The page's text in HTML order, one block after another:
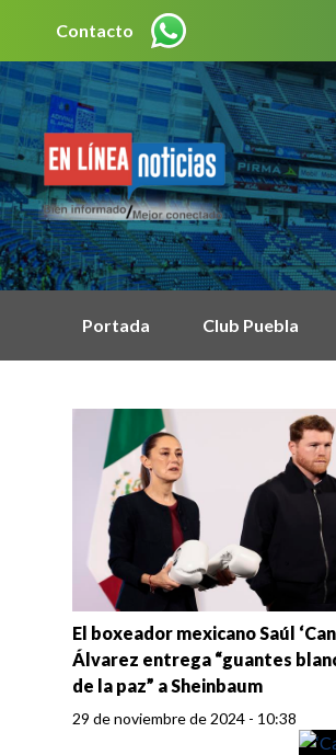
Contacto
Portada Club Puebla
El boxeador mexicano Saúl
Álvarez entrega “guantes
de la paz” a Sheinbaum
29 de noviembre de 2024 - 10:38